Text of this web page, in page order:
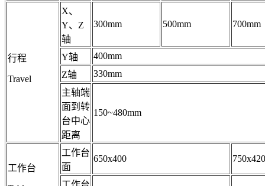
行程
Travel
X、
Y、Z
轴
300mm 500mm 700mm
Y轴
400mm
Z轴
330mm
主轴端
面到转
台中心
距离
150~480mm
工作台
工作台
面
650x400 750x420